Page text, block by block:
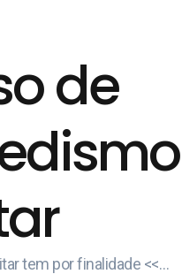
de
tem por finalidade <<…